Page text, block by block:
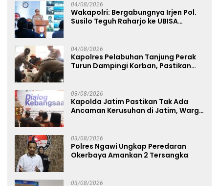
04/08/2026
Wakapolri: Bergabungnya Irjen Pol.
Susilo Teguh Raharjo ke UBISA
04/08/2026
Kapolres Pelabuhan Tanjung Perak
Turun Dampingi Korban, Pastikan
03/08/2026
Kapolda Jatim Pastikan Tak Ada
Ancaman Kerusuhan di Jatim, Warga
03/08/2026
Polres Ngawi Ungkap Peredaran
Okerbaya Amankan 2 Tersangka
03/08/2026